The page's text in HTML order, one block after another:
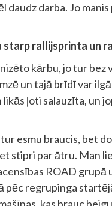
darba. Jo
rallijsprinta un
kārbu, jo tur bez
un tajā brīdī var
ļoti salauzīta, un
esmu braucis, bet
stipri par ātru. Man
ROAD grupā
pēc regrupinga